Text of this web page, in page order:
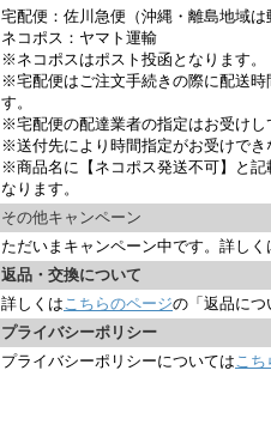
宅配便：佐川急便（沖縄・離島地域は
ネコポス：ヤマト運輸
※ネコポスはポスト投函となります。
※宅配便はご注文手続きの際に配送
す。
※宅配便の配達業者の指定はお受けし
※送付先により時間指定がお受けで
※商品名に【ネコポス発送不可】と
なります。
その他キャンペーン
ただいまキャンペーン中です。詳しく
返品・交換について
詳しくはこちらのページの「返品につ
プライバシーポリシー
プライバシーポリシーについてはこち